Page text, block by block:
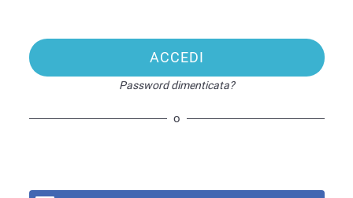
ACCEDI
Password dimenticata?
o